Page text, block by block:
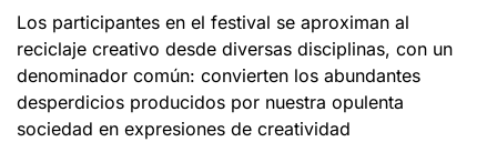
Los participantes en el festival se aproximan al
reciclaje creativo desde diversas disciplinas, con un
denominador común: convierten los abundantes
desperdicios producidos por nuestra opulenta
sociedad en expresiones de creatividad